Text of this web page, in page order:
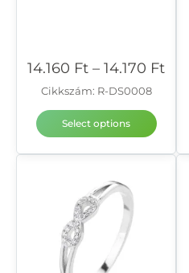
14.160 Ft – 14.170 Ft
Cikkszám: R-DS0008
Select options